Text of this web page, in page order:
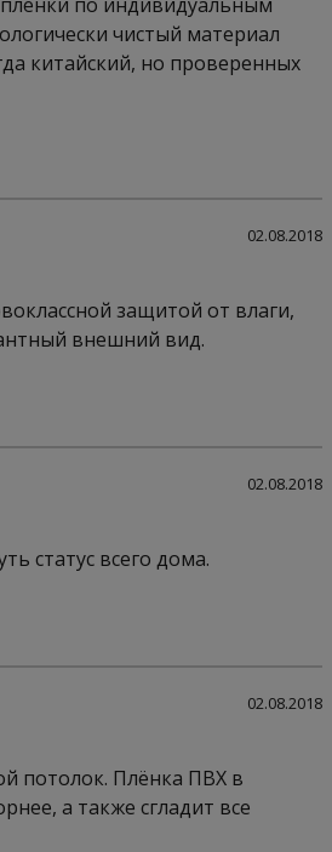
чистый материал
китайский, но проверенных
02.08.2018
защитой от влаги,
внешний вид.
02.08.2018
статус всего дома.
02.08.2018
потолок. Плёнка ПВХ в
а также сгладит все